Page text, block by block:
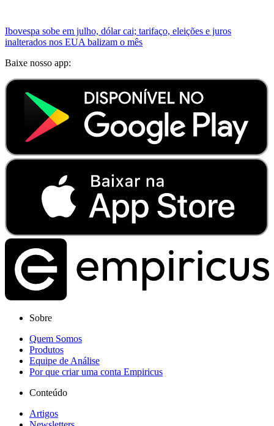
Ibovespa sobe em julho, dólar cai; tarifaço, eleições e juros
inalterados nos EUA balizam o mês
Baixe nosso app:
Sobre
Quem Somos
Produtos
Equipe de Análise
Por que criar uma conta Empiricus
Conteúdo
Artigos